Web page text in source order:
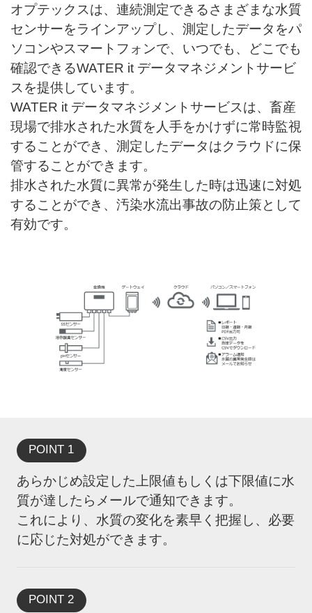
オプテックスは、連続測定できるさまざまな水質
センサーをラインアップし、測定したデータをパ
ソコンやスマートフォンで、いつでも、どこでも
確認できるWATER it データマネジメントサービ
スを提供しています。
WATER it データマネジメントサービスは、畜産
現場で排水された水質を人手をかけずに常時監視
することができ、測定したデータはクラウドに保
管することができます。
排水された水質に異常が発生した時は迅速に対処
することができ、汚染水流出事故の防止策として
有効です。
POINT 1
あらかじめ設定した上限値もしくは下限値に水
質が達したらメールで通知できます。
これにより、水質の変化を素早く把握し、必要
に応じた対処ができます。
POINT 2